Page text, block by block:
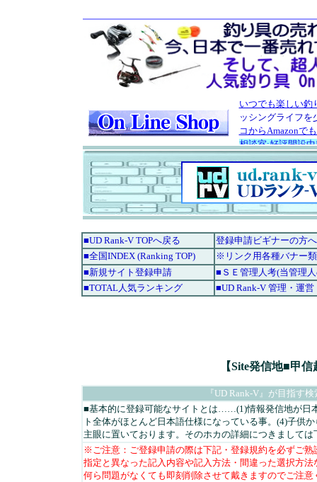
■UD Rank-V TOPへ戻る
登録申請ビギナーの方
■全国INDEX (Ranking TOP)
※リンク用各種バナー類
■新規サイト登録申請
■ＳＥ管理人考(当管理
■TOTAL人気ランキング
■UD Rank-V 管理・運
【Site発信地■甲
『UD Rank-V』が目指す
■基本的に登録可能なサイトとは……(1)情報発信地が日
ト全体がほとんど日本語仕様になっている事。(4)子供
主眼に置いております。そのホカの詳細につきまして
※ご注意：ご登録申請の際は下記・登録規約を必ずご
指定と異なった記入内容や記入方法・間違った選択方
何ら問題がなくても即刻削除させて戴きますのでご注意